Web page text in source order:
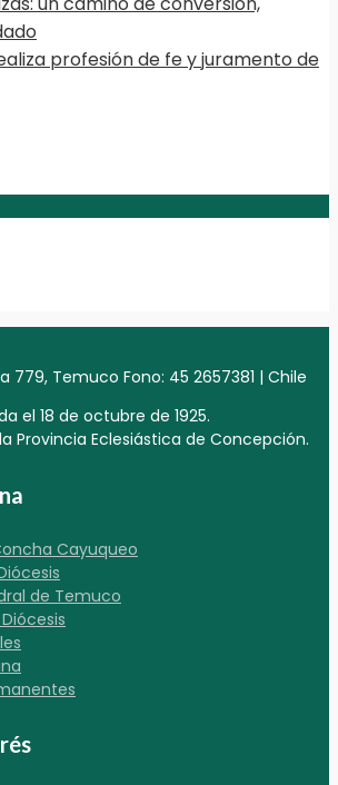
profesión de fe y juramento de
779, Temuco Fono: 45 2657381 | Chile
el 18 de octubre de 1925.
Provincia Eclesiástica de Concepción.
Cayuqueo
de Temuco